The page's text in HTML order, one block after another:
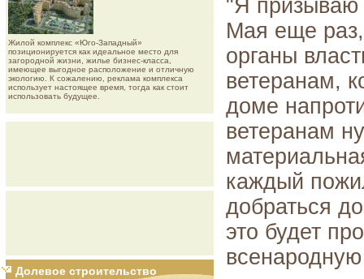
Жилой комплекс «Юго-Западный»
позиционируется как идеальное место для
загородной жизни, жилье бизнес-класса,
имеющее выгодное расположение и отличную
экологию. К сожалению, реклама комплекса
использует настоящее время, тогда как стоит
использовать будущее.
Долевое строительство
"Я призываю
Мая еще
органы
ветеранам,
доме
ветеранам
каждый
добраться
это будет